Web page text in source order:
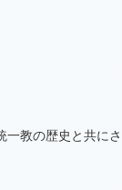
教の歴史と共に